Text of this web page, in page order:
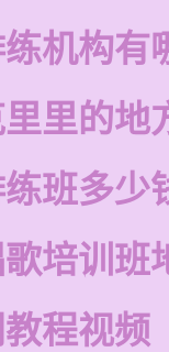
机构有
里的地
班多少
培训班
程视频